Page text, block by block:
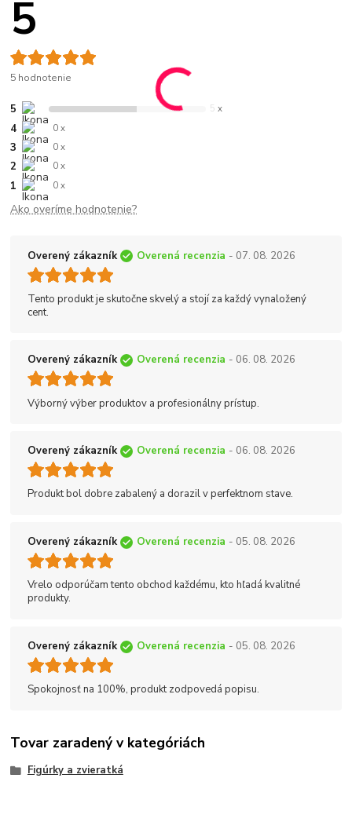
5
5 hodnotenie
5 5 x
4 0 x
3 0 x
2 0 x
1 0 x
Ako overíme hodnotenie?
Overený zákazník Overená recenzia - 07. 08. 2026
Tento produkt je skutočne skvelý a stojí za každý vynaložený
cent.
Overený zákazník Overená recenzia - 06. 08. 2026
Výborný výber produktov a profesionálny prístup.
Overený zákazník Overená recenzia - 06. 08. 2026
Produkt bol dobre zabalený a dorazil v perfektnom stave.
Overený zákazník Overená recenzia - 05. 08. 2026
Vrelo odporúčam tento obchod každému, kto hľadá kvalitné
produkty.
Overený zákazník Overená recenzia - 05. 08. 2026
Spokojnosť na 100%, produkt zodpovedá popisu.
Tovar zaradený v kategóriách
Figúrky a zvieratká